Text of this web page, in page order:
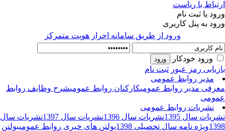
با ریاست
یا ثبت نام
به پنل کاربری
ورود از طريق سامانه احراز هويت متمركز
ورود خودکار
رمز عبور ثبت نام
مدیر روابط عمومی
مدیر روابط عمومیکارکنان روابط عمومیشرح وظایف روابط
نشریات روابط عمومی
سال 1395
نشریات سال 1396 نشریات سال 1397
نشریات سال
ویژه نامه سال تحصیلی 1398 بولتن های خبری روابط عمومیبولتن